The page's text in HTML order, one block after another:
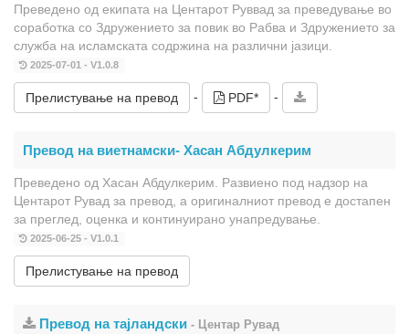
Преведено од екипата на Центарот Руввад за преведување во
соработка со Здружението за повик во Рабва и Здружението за
служба на исламската содржина на различни јазици.
2025-07-01 - V1.0.8
Прелистување на превод - PDF* -
Превод на виетнамски- Хасан Абдулкерим
Преведено од Хасан Абдулкерим. Развиено под надзор на
Центарот Рувад за превод, а оригиналниот превод е достапен
за преглед, оценка и континуирано унапредување.
2025-06-25 - V1.0.1
Прелистување на превод
Превод на тајландски - Центар Рувад